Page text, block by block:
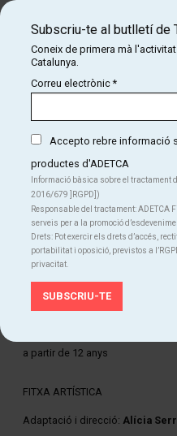
CARTELLERA
CRIATURA EMOCIONAL
Del dg. 30.03.25 al dg. 23.11.25 |12:00
Teatre Poliorama
Durada:75 min
Teatre
Idiomes
Català
a partir de 12 anys
FITXA ARTÍSTICA
Adaptació i direcció: Alícia
Subscriu-te al butlletí de
Coneix de primera mà
Catalunya.
Correu electrònic*
Accepto rebre informació
productes d'ADETCA
Informació bàsica sobre el tractament
2016/679 ]RGPD])
Responsable del tractament:
serveis per a la promoció
Drets: Pot exercir els drets d’accés,
portabilitat i oposició, previstos a
privacitat.